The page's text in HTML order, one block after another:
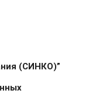
(СИНКО)”